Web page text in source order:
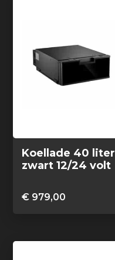
Koellade 40 liter
zwart 12/24 volt
€ 979,00